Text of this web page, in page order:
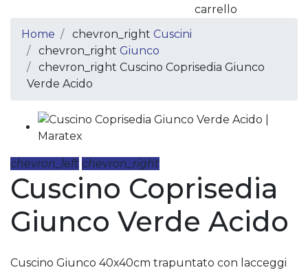
carrello
Home
chevron_right Cuscini
chevron_right Giunco
chevron_right Cuscino Coprisedia Giunco
Verde Acido
chevron_left chevron_right
Cuscino Coprisedia
Giunco Verde Acido
Cuscino Giunco 40x40cm trapuntato con lacceggi